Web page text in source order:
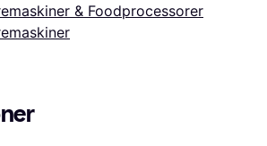
& Foodprocessorer